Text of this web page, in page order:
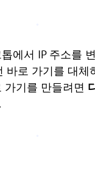
에서 IP 주소를
바로 가기를 대체
가기를 만들려면